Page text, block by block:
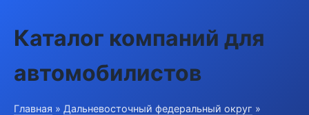
Каталог компаний для
автомобилистов
Главная » Дальневосточный федеральный округ »